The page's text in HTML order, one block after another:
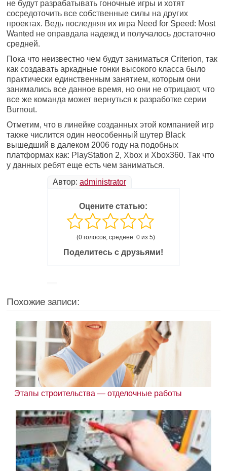
не будут разрабатывать гоночные игры и хотят
сосредоточить все собственные силы на других
проектах. Ведь последняя их игра Need for Speed: Most
Wanted не оправдала надежд и получалось достаточно
средней.
Пока что неизвестно чем будут заниматься Criterion, так
как создавать аркадные гонки высокого класса было
практически единственным занятием, которым они
занимались все данное время, но они не отрицают, что
все же команда может вернуться к разработке серии
Burnout.
Отметим, что в линейке созданных этой компанией игр
также числится один неособенный шутер Black
вышедший в далеком 2006 году на подобных
платформах как: PlayStation 2, Xbox и Xbox360. Так что
у данных ребят еще есть чем заниматься.
Автор: administrator
Оцените статью:
(0 голосов, среднее: 0 из 5)
Поделитесь с друзьями!
Похожие записи:
Этапы строительства — отделочные работы